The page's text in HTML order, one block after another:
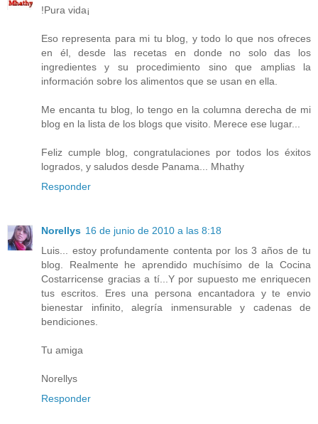
!Pura vida¡
Eso representa para mi tu blog, y todo lo que nos ofreces
en él, desde las recetas en donde no solo das los
ingredientes y su procedimiento sino que amplias la
información sobre los alimentos que se usan en ella.
Me encanta tu blog, lo tengo en la columna derecha de mi
blog en la lista de los blogs que visito. Merece ese lugar...
Feliz cumple blog, congratulaciones por todos los éxitos
logrados, y saludos desde Panama... Mhathy
Responder
Norellys 16 de junio de 2010 a las 8:18
Luis... estoy profundamente contenta por los 3 años de tu
blog. Realmente he aprendido muchísimo de la Cocina
Costarricense gracias a tí...Y por supuesto me enriquecen
tus escritos. Eres una persona encantadora y te envio
bienestar infinito, alegría inmensurable y cadenas de
bendiciones.
Tu amiga
Norellys
Responder